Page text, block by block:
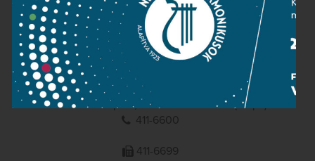
NEMZETI
FILHARMONIKUSOK
1095 Budapest, Komor Marcell u. 1. (Müpa)
411-6600
411-6699